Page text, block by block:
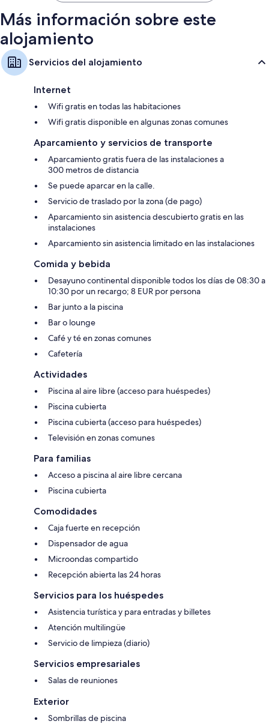
Más información sobre este
alojamiento
Servicios del alojamiento
Internet
Wifi gratis en todas las habitaciones
Wifi gratis disponible en algunas zonas comunes
Aparcamiento y servicios de transporte
Aparcamiento gratis fuera de las instalaciones a
300 metros de distancia
Se puede aparcar en la calle.
Servicio de traslado por la zona (de pago)
Aparcamiento sin asistencia descubierto gratis en las
instalaciones
Aparcamiento sin asistencia limitado en las instalaciones
Comida y bebida
Desayuno continental disponible todos los días de 08:30 a
10:30 por un recargo; 8 EUR por persona
Bar junto a la piscina
Bar o lounge
Café y té en zonas comunes
Cafetería
Actividades
Piscina al aire libre (acceso para huéspedes)
Piscina cubierta
Piscina cubierta (acceso para huéspedes)
Televisión en zonas comunes
Para familias
Acceso a piscina al aire libre cercana
Piscina cubierta
Comodidades
Caja fuerte en recepción
Dispensador de agua
Microondas compartido
Recepción abierta las 24 horas
Servicios para los huéspedes
Asistencia turística y para entradas y billetes
Atención multilingüe
Servicio de limpieza (diario)
Servicios empresariales
Salas de reuniones
Exterior
Sombrillas de piscina